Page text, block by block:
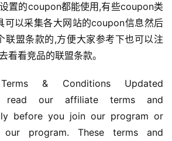
置的coupon都能使用,有些coupon类
可以采集各大网站的coupon信息然后
联盟条款的,方便大家参考下也可以注
看竞品的联盟条款。
& Conditions Updated
read our affiliate terms and
before you join our program or
our program. These terms and